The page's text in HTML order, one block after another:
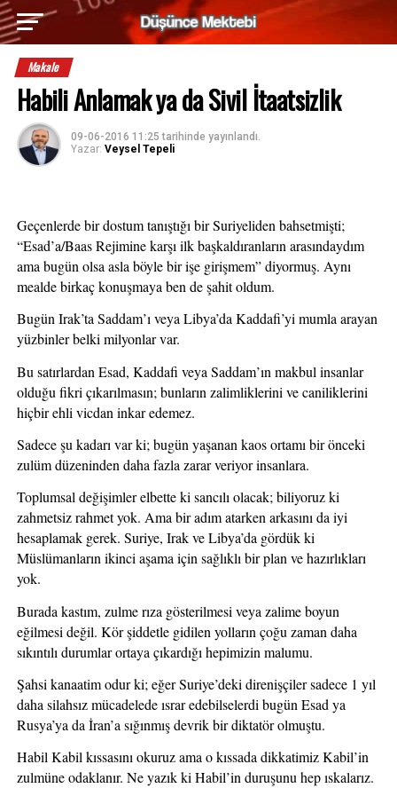
Makale
Habili Anlamak ya da Sivil İtaatsizlik
09-06-2016 11:25 tarihinde yayınlandı.
Yazar: Veysel Tepeli
Geçenlerde bir dostum tanıştığı bir Suriyeliden bahsetmişti;
“Esad’a/Baas Rejimine karşı ilk başkaldıranların arasındaydım
ama bugün olsa asla böyle bir işe girişmem” diyormuş. Aynı
mealde birkaç konuşmaya ben de şahit oldum.
Bugün Irak’ta Saddam’ı veya Libya’da Kaddafi’yi mumla arayan
yüzbinler belki milyonlar var.
Bu satırlardan Esad, Kaddafi veya Saddam’ın makbul insanlar
olduğu fikri çıkarılmasın; bunların zalimliklerini ve caniliklerini
hiçbir ehli vicdan inkar edemez.
Sadece şu kadarı var ki; bugün yaşanan kaos ortamı bir önceki
zulüm düzeninden daha fazla zarar veriyor insanlara.
Toplumsal değişimler elbette ki sancılı olacak; biliyoruz ki
zahmetsiz rahmet yok. Ama bir adım atarken arkasını da iyi
hesaplamak gerek. Suriye, Irak ve Libya’da gördük ki
Müslümanların ikinci aşama için sağlıklı bir plan ve hazırlıkları
yok.
Burada kastım, zulme rıza gösterilmesi veya zalime boyun
eğilmesi değil. Kör şiddetle gidilen yolların çoğu zaman daha
sıkıntılı durumlar ortaya çıkardığı hepimizin malumu.
Şahsi kanaatim odur ki; eğer Suriye’deki direnişçiler sadece 1 yıl
daha silahsız mücadelede ısrar edebilselerdi bugün Esad ya
Rusya’ya da İran’a sığınmış devrik bir diktatör olmuştu.
Habil Kabil kıssasını okuruz ama o kıssada dikkatimiz Kabil’in
zulmüne odaklanır. Ne yazık ki Habil’in duruşunu hep ıskalarız.